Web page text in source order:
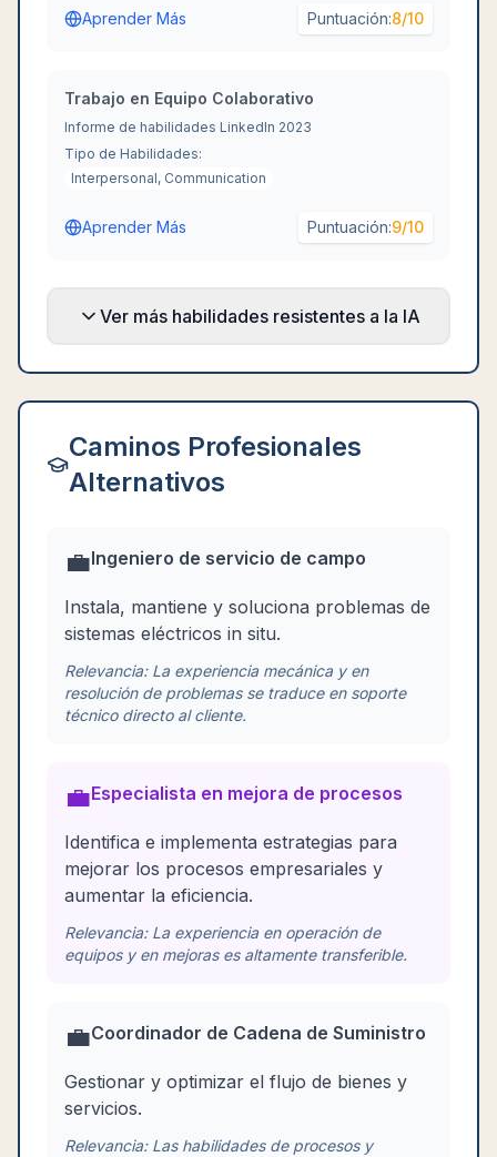
Aprender Más Puntuación:8/10
Trabajo en Equipo Colaborativo
Informe de habilidades LinkedIn 2023
Tipo de Habilidades:
Interpersonal, Communication
Aprender Más Puntuación:9/10
Ver más habilidades resistentes a la IA
Caminos Profesionales
Alternativos
💼Ingeniero de servicio de campo
Instala, mantiene y soluciona problemas de
sistemas eléctricos in situ.
Relevancia: La experiencia mecánica y en
resolución de problemas se traduce en soporte
técnico directo al cliente.
💼Especialista en mejora de procesos
Identifica e implementa estrategias para
mejorar los procesos empresariales y
aumentar la eficiencia.
Relevancia: La experiencia en operación de
equipos y en mejoras es altamente transferible.
💼Coordinador de Cadena de Suministro
Gestionar y optimizar el flujo de bienes y
servicios.
Relevancia: Las habilidades de procesos y